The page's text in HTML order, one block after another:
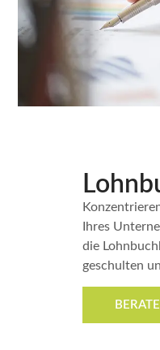
Ihres
die
geschulten